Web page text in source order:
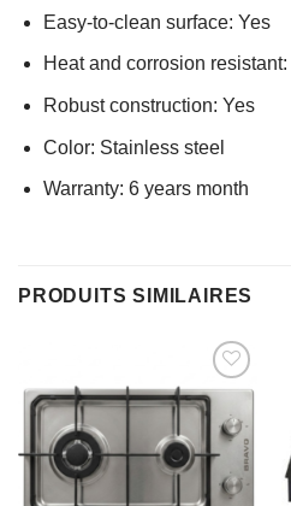
Easy-to-clean surface: Yes
Heat and corrosion resistant:
Robust construction: Yes
Color: Stainless steel
Warranty: 6 years month
PRODUITS SIMILAIRES
AJOUTER
À MES
FAVORIS